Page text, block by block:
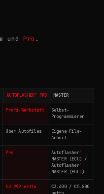
und Pro .
AUTOFLASHER® PRO MASTER
Profi-Werkstatt
Selbst-
Programmierer
Über Autofiles
Eigene File-
Arbeit
Pro Autoflasher®
MASTER (ECU) /
Autoflasher®
MASTER (FULL)
€2.999 netto
€3.400 / €5.800